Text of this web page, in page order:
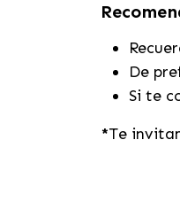
De
Si te
*Te